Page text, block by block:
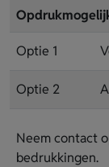
Optie 1
Optie 2
Neem contact
bedrukkingen.